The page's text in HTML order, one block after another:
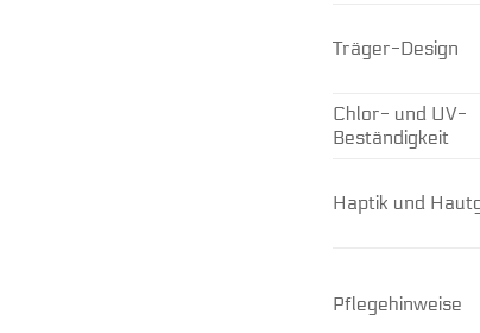
Träger-Design
Chlor- und UV-
Beständigkeit
Haptik und
Pflegehinweise